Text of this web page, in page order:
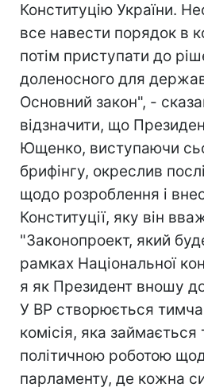
Конституцію України.
все навести порядок в
потім приступати до
доленосного для
Основний закон", -
відзначити, що
Ющенко, виступаючи
брифінгу, окреслив
щодо розроблення і
Конституції, яку він
"Законопроект, який
рамках Національної
я як Президент вношу
У ВР створюється
комісія, яка займається
політичною роботою
парламенту, де кожна